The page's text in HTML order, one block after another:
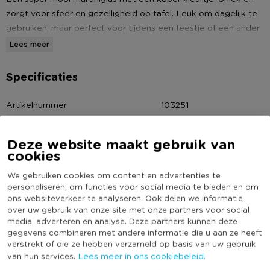
Deze website maakt gebruik van
cookies
We gebruiken cookies om content en advertenties te
personaliseren, om functies voor social media te bieden en om
ons websiteverkeer te analyseren. Ook delen we informatie
over uw gebruik van onze site met onze partners voor social
media, adverteren en analyse. Deze partners kunnen deze
gegevens combineren met andere informatie die u aan ze heeft
verstrekt of die ze hebben verzameld op basis van uw gebruik
van hun services. Lees meer in ons cookiebeleid.
zorgt voor sfeer en gezelligheid op tafel. Leuk om dagelijk te
gebruiken, maar perfect voor tijdens een feestje of een ander
bijzondere gelegenheid. De inhoud van het glas is 160 ml.
Lees meer
Specificaties
Artikelnummer
103251
Materiaal
Glas
Kleur
Inhoud in liter
0,16
Duurzaamheidsscore
MEER UIT DEZE SERIE